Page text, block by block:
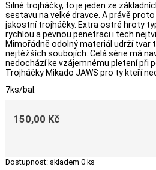
Silné trojháčky, to je jeden ze
sestavu na velké dravce. A právě
jakostní trojháčky. Extra ostré hroty
rychlou a pevnou penetraci i tech
Mimořádně odolný materiál udrží tvar
nejtěžších soubojích. Celá série má
nedochází ke vzájemnému pletení při
Trojháčky Mikado JAWS pro ty kteří
7ks/bal.
150,00 Kč
Dostupnost: skladem 0 ks